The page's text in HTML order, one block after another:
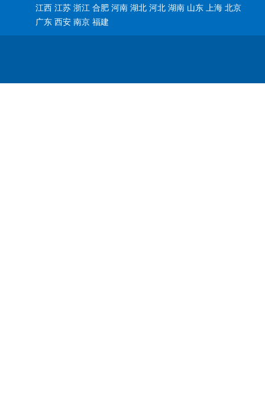
江西 江苏 浙江 合肥 河南 湖北 河北 湖南 山东 上海 北京
广东 西安 南京 福建